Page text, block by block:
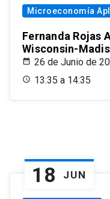
Microeconomía
Fernanda Rojas
Wisconsin-
26 de Junio de
13:35 a 14:35
18 JUN